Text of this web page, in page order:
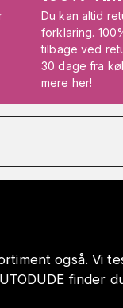
Du kan altid
forklaring.
tilbage ved
30 dage fra
mere her!
også. Vi
finder